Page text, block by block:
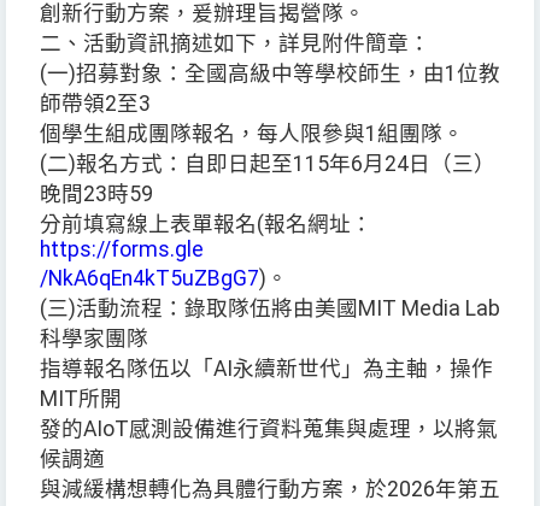
創新行動方案，爰辦理旨揭營隊。
二、活動資訊摘述如下，詳見附件簡章：
(一)招募對象：全國高級中等學校師生，由1位教
師帶領2至3
個學生組成團隊報名，每人限參與1組團隊。
(二)報名方式：自即日起至115年6月24日（三）
晚間23時59
分前填寫線上表單報名(報名網址：
https://forms.gle
/NkA6qEn4kT5uZBgG7)。
(三)活動流程：錄取隊伍將由美國MIT Media Lab
科學家團隊
指導報名隊伍以「AI永續新世代」為主軸，操作
MIT所開
發的AIoT感測設備進行資料蒐集與處理，以將氣
候調適
與減緩構想轉化為具體行動方案，於2026年第五